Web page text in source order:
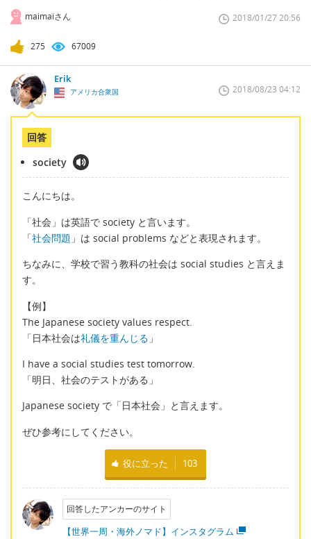
maimaiさん 2018/01/27 20:56
275 67009
Erik
アメリカ合衆国 2018/08/23 04:12
回答
society
こんにちは。
「社会」は英語で society と言います。
「社会問題 」は social problems などと表現されます。
ちなみに、学校で習う教科の社会は social studies と言えま
す。
【例】
The Japanese society values respect.
「日本社会は礼儀を重んじる 」
I have a social studies test tomorrow.
「明日、社会のテストがある」
Japanese society で「日本社会」と言えます。
ぜひ参考にしてください。
役に立った 103
回答したアンカーのサイト
【世界一周・海外ノマド】インスタグラム